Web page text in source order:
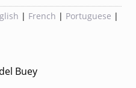
| French | Portuguese |
Buey